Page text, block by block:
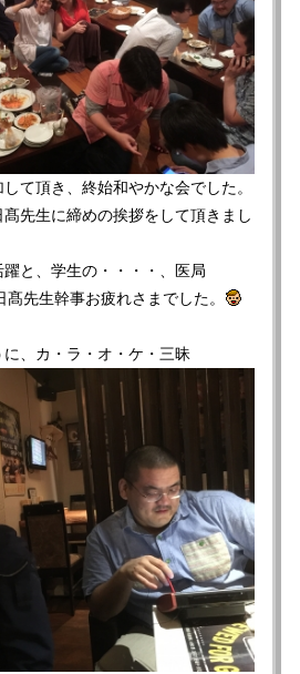
て頂き、終始和やかな会でした。
先生に締めの挨拶をして頂きまし
躍と、学生の・・・・、医局
髙先生幹事お疲れさまでした。
、カ・ラ・オ・ケ・三昧